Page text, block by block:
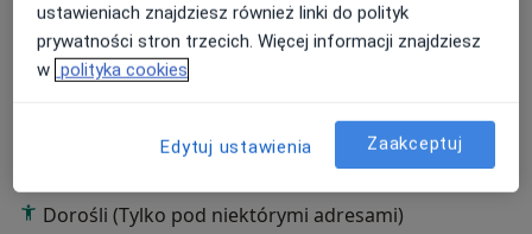
Urologia
Główne obszary pomocy
+73
Dorośli (Tylko pod niektórymi adresami)
ustawieniach znajdziesz również linki do polityk
prywatności stron trzecich. Więcej informacji znajdziesz
w polityka cookies
Edytuj ustawienia Zaakceptuj